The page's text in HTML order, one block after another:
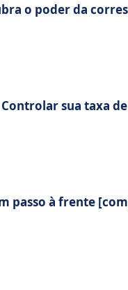
o poder da
Controlar sua taxa
passo à frente